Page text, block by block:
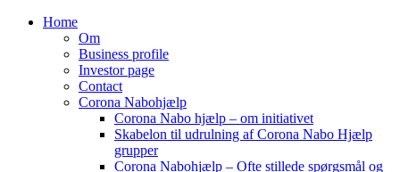
Home
Om
Business profile
Investor page
Contact
Corona Nabohjælp
Corona Nabo hjælp – om initiativet
Skabelon til udrulning af Corona Nabo Hjælp
grupper
Corona Nabohjælp – Ofte stillede spørgsmål og